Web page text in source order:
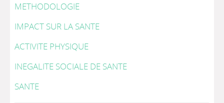
METHODOLOGIE
IMPACT SUR LA SANTE
ACTIVITE PHYSIQUE
INEGALITE SOCIALE DE SANTE
SANTE